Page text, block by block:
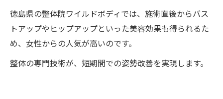
徳島県の整体院ワイルドボディでは、施術直後からバス
トアップやヒップアップといった美容効果も得られるた
め、女性からの人気が高いのです。
整体の専門技術が、短期間での姿勢改善を実現します。